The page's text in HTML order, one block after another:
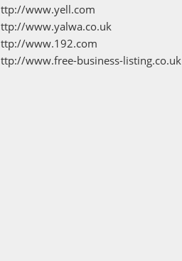
www.yell.com
www.yalwa.co.uk
www.192.com
www.free-business-listing.co.uk